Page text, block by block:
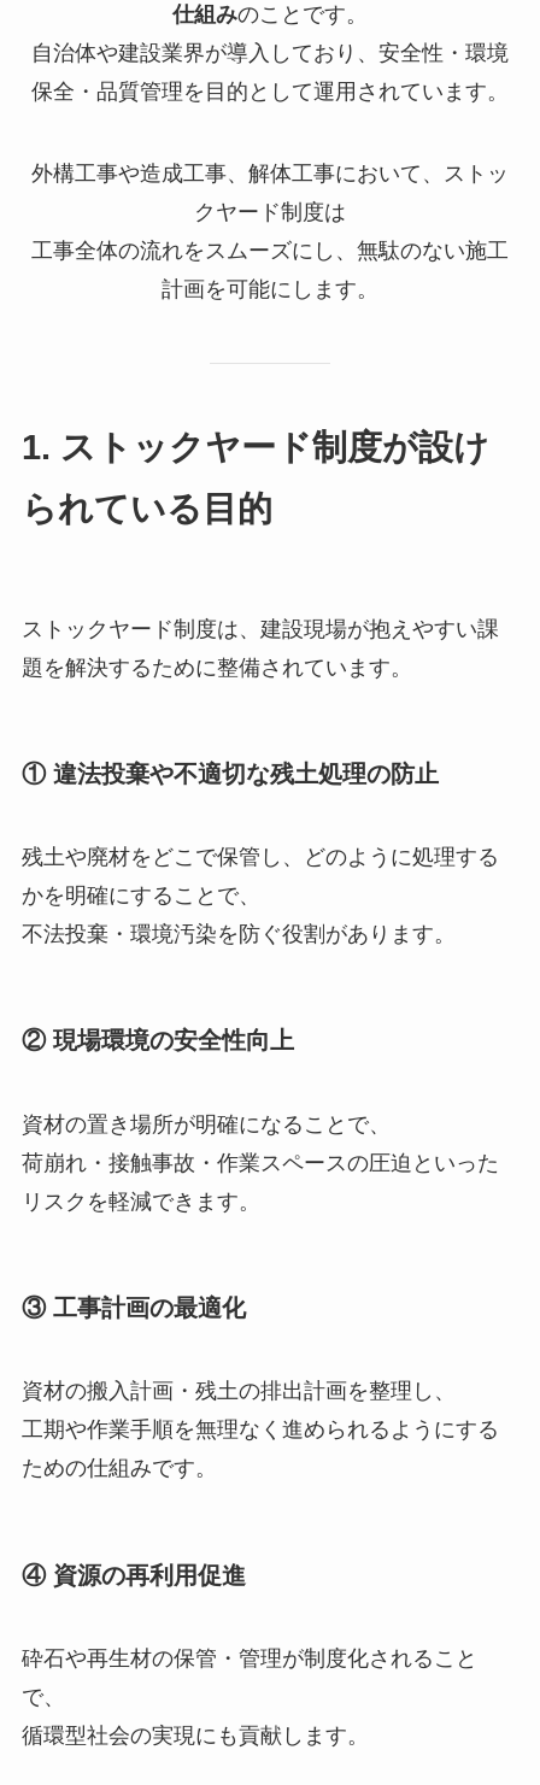
仕組みのことです。
自治体や建設業界が導入しており、安全性・環境
保全・品質管理を目的として運用されています。
外構工事や造成工事、解体工事において、ストッ
クヤード制度は
工事全体の流れをスムーズにし、無駄のない施工
計画を可能にします。
1. ストックヤード制度が設け
られている目的
ストックヤード制度は、建設現場が抱えやすい課
題を解決するために整備されています。
① 違法投棄や不適切な残土処理の防止
残土や廃材をどこで保管し、どのように処理する
かを明確にすることで、
不法投棄・環境汚染を防ぐ役割があります。
② 現場環境の安全性向上
資材の置き場所が明確になることで、
荷崩れ・接触事故・作業スペースの圧迫といった
リスクを軽減できます。
③ 工事計画の最適化
資材の搬入計画・残土の排出計画を整理し、
工期や作業手順を無理なく進められるようにする
ための仕組みです。
④ 資源の再利用促進
砕石や再生材の保管・管理が制度化されること
で、
循環型社会の実現にも貢献します。